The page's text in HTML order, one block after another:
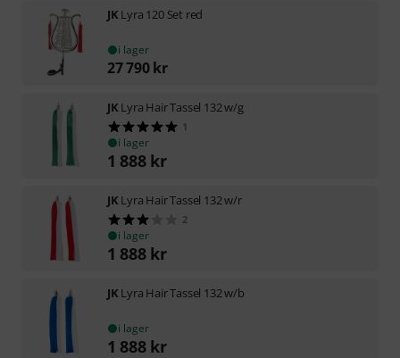
JK Lyra 120 Set red
i lager
27 790 kr
JK Lyra Hair Tassel 132 w/g
1
i lager
1 888 kr
JK Lyra Hair Tassel 132 w/r
2
i lager
1 888 kr
JK Lyra Hair Tassel 132 w/b
i lager
1 888 kr